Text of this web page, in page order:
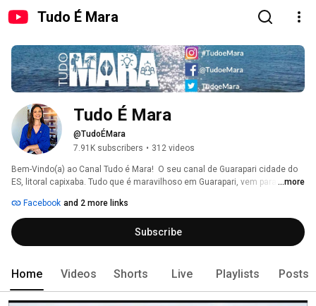
Tudo É Mara
Tudo É Mara
@TudoÉMara
7.91K subscribers • 312 videos
Bem-Vindo(a) ao Canal Tudo é Mara!  O seu canal de Guarapari cidade do
ES, litoral capixaba. Tudo que é maravilhoso em Guarapari, vem parar aqui.
que sonha ter sua casa de praia.
...more
Facebook and 2 more links
Subscribe
Home Videos Shorts Live Playlists Posts